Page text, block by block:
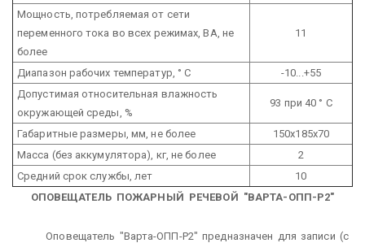
Мощность, потребляемая от сети
переменного тока во всех режимах, ВА, не
более
11
Диапазон рабочих температур, ° С
-10...+55
Допустимая относительная влажность
окружающей среды, %
93 при 40 ° С
Габаритные размеры, мм, не более
150х185х70
Масса (без аккумулятора), кг, не более
2
Средний срок службы, лет
10
ОПОВЕЩАТЕЛЬ ПОЖАРНЫЙ РЕЧЕВОЙ "ВАРТА-ОПП-Р2"
Оповещатель "Варта-ОПП-Р2" предназначен для записи (с